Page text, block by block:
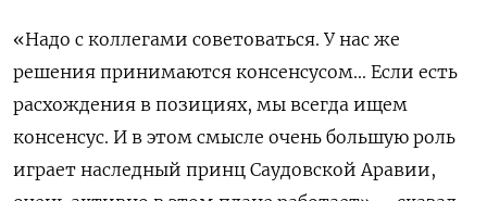
«Надо с коллегами советоваться. У нас же
решения принимаются консенсусом... Если есть
расхождения в позициях, мы всегда ищем
консенсус. И в этом смысле очень большую роль
играет наследный принц Саудовской Аравии,